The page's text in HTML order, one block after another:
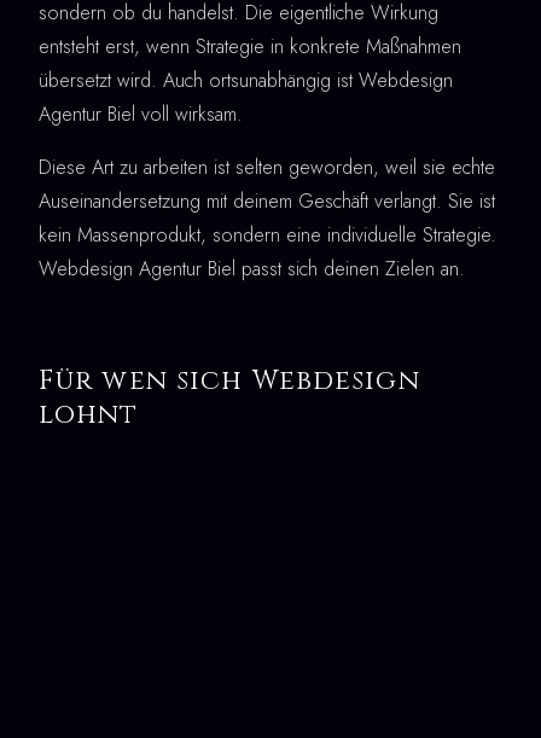
sondern ob du handelst. Die eigentliche Wirkung
entsteht erst, wenn Strategie in konkrete Maßnahmen
übersetzt wird. Auch ortsunabhängig ist Webdesign
Agentur Biel voll wirksam.
Diese Art zu arbeiten ist selten geworden, weil sie echte
Auseinandersetzung mit deinem Geschäft verlangt. Sie ist
kein Massenprodukt, sondern eine individuelle Strategie.
Webdesign Agentur Biel passt sich deinen Zielen an.
Für wen sich Webdesign
lohnt